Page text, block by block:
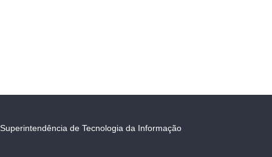
Superintendência de Tecnologia da Informação